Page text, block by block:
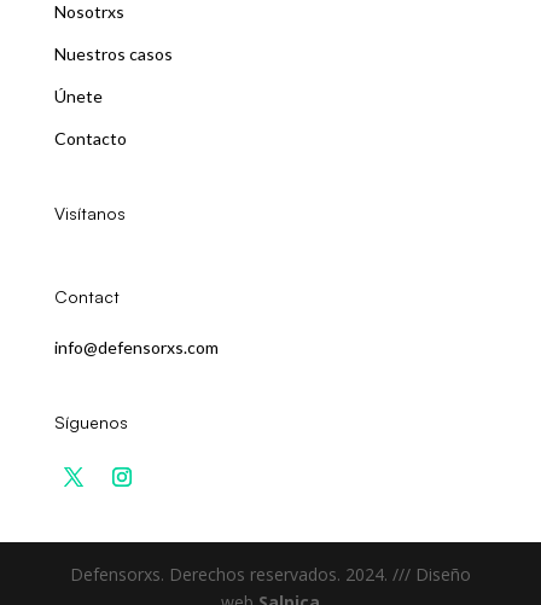
Nosotrxs
Nuestros casos
Únete
Contacto
Visítanos
Contact
info@defensorxs.com
Síguenos
Defensorxs. Derechos reservados. 2024. /// Diseño